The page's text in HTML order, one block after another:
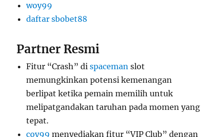
woy99
daftar sbobet88
Partner Resmi
Fitur “Crash” dispaceman slot
memungkinkan potensi kemenangan
berlipat ketika pemain memilih untuk
melipatgandakan taruhan pada momen yang
tepat.
coy99 menyediakan fitur “VIP Club” dengan